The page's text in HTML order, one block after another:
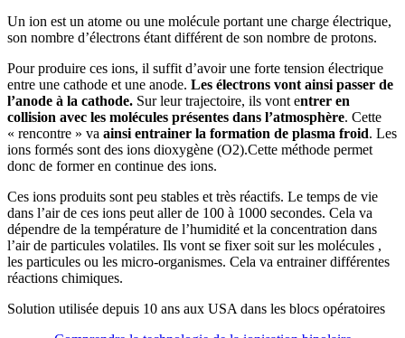
Un ion est un atome ou une molécule portant une charge électrique,
son nombre d’électrons étant différent de son nombre de protons.
Pour produire ces ions, il suffit d’avoir une forte tension électrique
entre une cathode et une anode. Les électrons vont ainsi passer de
l’anode à la cathode. Sur leur trajectoire, ils vont entrer en
collision avec les molécules présentes dans l’atmosphère. Cette
« rencontre » va ainsi entrainer la formation de plasma froid. Les
ions formés sont des ions dioxygène (O2).Cette méthode permet
donc de former en continue des ions.
Ces ions produits sont peu stables et très réactifs. Le temps de vie
dans l’air de ces ions peut aller de 100 à 1000 secondes. Cela va
dépendre de la température de l’humidité et la concentration dans
l’air de particules volatiles. Ils vont se fixer soit sur les molécules ,
les particules ou les micro-organismes. Cela va entrainer différentes
réactions chimiques.
Solution utilisée depuis 10 ans aux USA dans les blocs opératoires